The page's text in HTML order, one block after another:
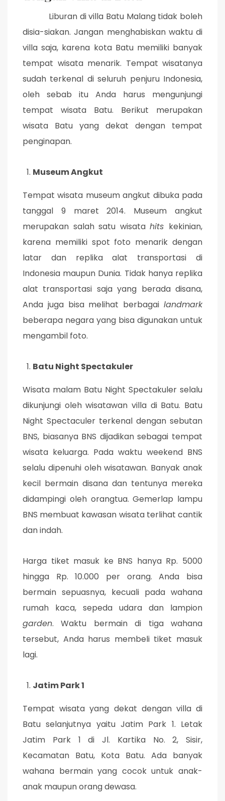
Liburan di villa Batu Malang tidak boleh
disia-siakan. Jangan menghabiskan waktu di
villa saja, karena kota Batu memiliki banyak
tempat wisata menarik. Tempat wisatanya
sudah terkenal di seluruh penjuru Indonesia,
oleh sebab itu Anda harus mengunjungi
tempat wisata Batu. Berikut merupakan
wisata Batu yang dekat dengan tempat
penginapan.
Museum Angkut
Tempat wisata museum angkut dibuka pada
tanggal 9 maret 2014. Museum angkut
merupakan salah satu wisatahits kekinian,
karena memiliki spot foto menarik dengan
latar dan replika alat transportasi di
Indonesia maupun Dunia. Tidak hanya replika
alat transportasi saja yang berada disana,
Anda juga bisa melihat berbagai landmark
beberapa negara yang bisa digunakan untuk
mengambil foto.
Batu Night Spectakuler
Wisata malam Batu Night Spectakuler selalu
dikunjungi oleh wisatawan villa di Batu. Batu
Night Spectaculer terkenal dengan sebutan
BNS, biasanya BNS dijadikan sebagai tempat
wisata keluarga. Pada waktu weekend BNS
selalu dipenuhi oleh wisatawan. Banyak anak
kecil bermain disana dan tentunya mereka
didampingi oleh orangtua. Gemerlap lampu
BNS membuat kawasan wisata terlihat cantik
dan indah.
Harga tiket masuk ke BNS hanya Rp. 5000
hingga Rp. 10.000 per orang. Anda bisa
bermain sepuasnya, kecuali pada wahana
rumah kaca, sepeda udara dan lampion
garden. Waktu bermain di tiga wahana
tersebut, Anda harus membeli tiket masuk
lagi.
Jatim Park 1
Tempat wisata yang dekat dengan villa di
Batu selanjutnya yaitu Jatim Park 1. Letak
Jatim Park 1 di Jl. Kartika No. 2, Sisir,
Kecamatan Batu, Kota Batu. Ada banyak
wahana bermain yang cocok untuk anak-
anak maupun orang dewasa.